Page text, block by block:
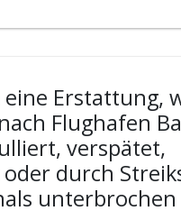
Erstattung,
Flughafen
verspätet,
durch
unterbrochen